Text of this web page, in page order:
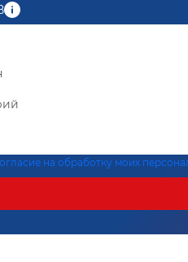
на обработку моих